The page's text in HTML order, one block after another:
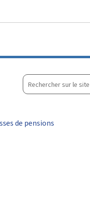
Rechercher
sur
site
de pensions